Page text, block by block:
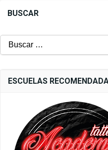
BUSCAR
Buscar:
ESCUELAS